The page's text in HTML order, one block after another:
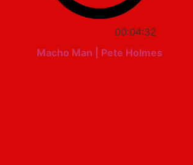
00:04:32
Macho Man | Pete Holmes